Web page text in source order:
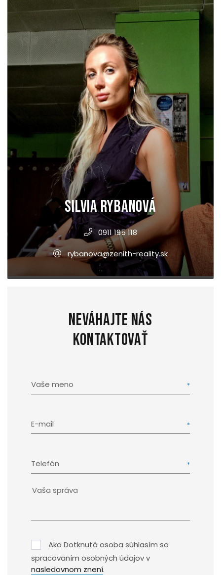
Silvia Rybanová
0911 195 118
rybanova@zenith-reality.sk
Neváhajte nás
kontaktovať
Vaše meno
E-mail
Telefón
Ako Dotknutá osoba súhlasím so
spracovaním osobných údajov v
nasledovnom znení.